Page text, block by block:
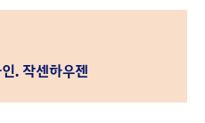
. 작센하우젠